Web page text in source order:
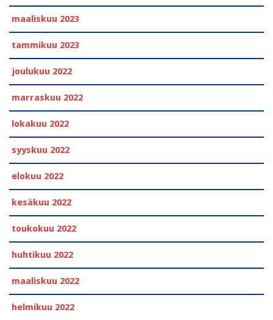
maaliskuu 2023
tammikuu 2023
joulukuu 2022
marraskuu 2022
lokakuu 2022
syyskuu 2022
elokuu 2022
kesäkuu 2022
toukokuu 2022
huhtikuu 2022
maaliskuu 2022
helmikuu 2022